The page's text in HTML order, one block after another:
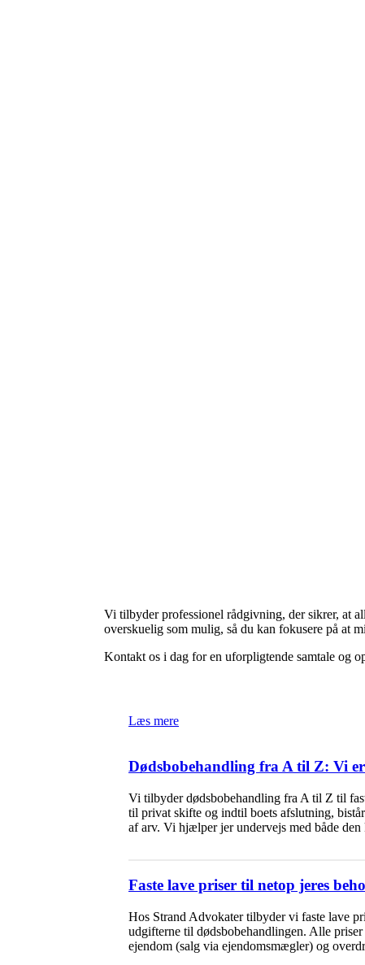
Vi tilbyder professionel rådgivning, der sikrer, at
overskuelig som mulig, så du kan fokusere på at
Kontakt os i dag for en uforpligtende samtale og
Læs mere
Dødsbobehandling fra A til Z: Vi er
Vi tilbyder dødsbobehandling fra A til Z til
til privat skifte og indtil boets afslutning,
af arv. Vi hjælper jer undervejs med både
Faste lave priser til netop jeres
Hos Strand Advokater tilbyder vi faste lave
udgifterne til dødsbobehandlingen. Alle
ejendom (salg via ejendomsmægler) og